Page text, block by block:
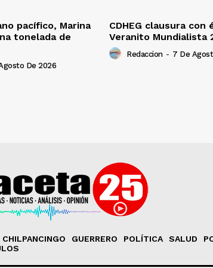
pacífico, Marina
tonelada de
De 2026
CDHEG clausura con
Veranito Mundialista
Redaccion - 7 De
CHILPANCINGO GUERRERO POLÍTICA SALUD